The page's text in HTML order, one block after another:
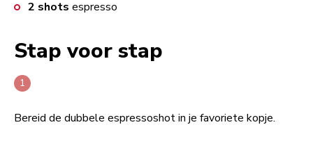
2 shots espresso
Stap voor stap
Bereid de dubbele espressoshot in je favoriete kopje.